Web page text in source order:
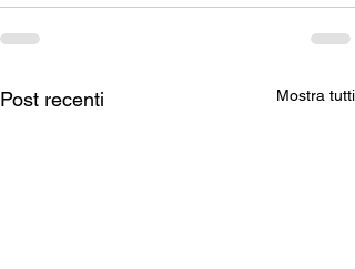
Post recenti Mostra tutti